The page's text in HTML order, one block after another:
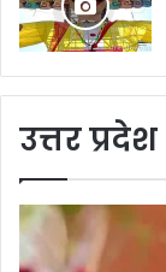
उत्तर प्रदेश